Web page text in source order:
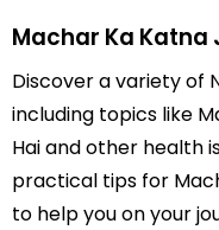
Machar Ka Katna
Discover a variety of
including topics like
Hai and other health
practical tips for
to help you on your